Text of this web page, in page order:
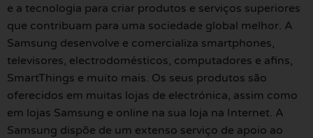
e a tecnologia para criar produtos e serviços superiores
que contribuam para uma sociedade global melhor. A
Samsung desenvolve e comercializa smartphones,
televisores, electrodomésticos, computadores e afins,
SmartThings e muito mais. Os seus produtos são
oferecidos em muitas lojas de electrónica, assim como
em lojas Samsung e online na sua loja na Internet. A
Samsung dispõe de um extenso serviço de apoio ao